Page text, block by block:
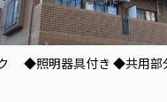
◆照明器具付き ◆共用部